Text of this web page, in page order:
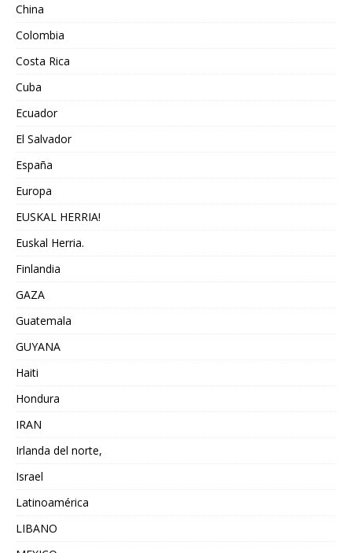
China
Colombia
Costa Rica
Cuba
Ecuador
El Salvador
España
Europa
EUSKAL HERRIA!
Euskal Herria.
Finlandia
GAZA
Guatemala
GUYANA
Haiti
Hondura
IRAN
Irlanda del norte,
Israel
Latinoamérica
LIBANO